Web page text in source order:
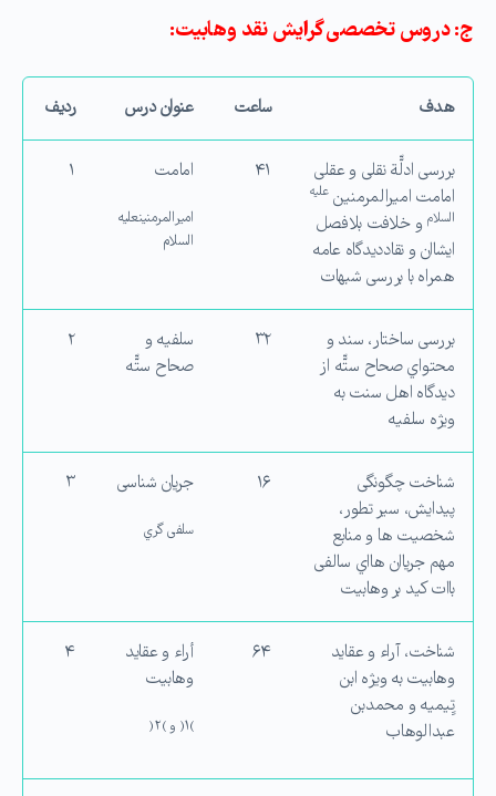
ج: دروس تخصصی گرایش نقد وهابیت:
هدف ساعت عنوان درس ردیف
بررسی ادلّّة نقلی و عقلی
امامت امیرالمرمنینعلیه
السلام و خلافت بلافصل
ایشاان و نقاددیدگاه عامه
همراه با بررسی شبهات
امامت
امیرالمرمنینعلیه
السلام
بررسی ساختار، سند و
محتواي صحاح ستّّه از
دیدگاه اهل سنت به
ویژه سلفیه
سلفیه و
صحاح ستّّه
شناخت چگونگی
پیدایش، سیر تطور،
شخصیت ها و منابع
مهم جریاان هااي سالفی
باات كید بر وهابیت
جریان شناسی
سلفی گري
شناخت، آراء و عقاید
وهابیت به ویژه ابن
تِِیمیه و محمدبن
عبدالوهاب
أراء و عقاید
وهابیت
)۱( و )۲(